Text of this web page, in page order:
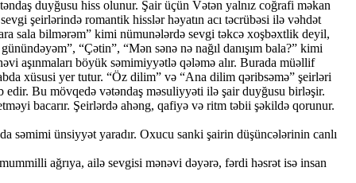
duyğusu hiss olunur. Şair üçün Vətən yalnız coğrafi məkan
şeirlərində romantik hisslər həyatın acı təcrübəsi ilə vəhdət
sala bilmərəm” kimi nümunələrdə sevgi təkcə xoşbəxtlik deyil,
“Çətin”, “Mən sənə nə nağıl danışım bala?” kimi
aşınmaları böyük səmimiyyətlə qələmə alır. Burada müəllif
xüsusi yer tutur. “Öz dilim” və “Ana dilim qəribsəmə” şeirləri
Bu mövqedə vətəndaş məsuliyyəti ilə şair duyğusu birləşir.
bacarır. Şeirlərdə ahəng, qafiyə və ritm təbii şəkildə qorunur.
ünsiyyət yaradır. Oxucu sanki şairin düşüncələrinin canlı
ağrıya, ailə sevgisi mənəvi dəyərə, fərdi həsrət isə insan